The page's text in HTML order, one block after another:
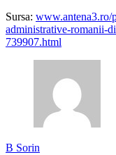
Sursa: www.antena3.ro/
administrative-romanii-
739907.html
B Sorin